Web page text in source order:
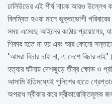
ঢালিউডের এই শীর্ষ নায়ক আরও উল্লেখ
বিলম্বিত হওয়া মানে ভুক্তভোগী
সময় এসেছে আইনের কঠোর প্রয়োগের,
শিকার হতে না হয় এবং আর কোনো
‘আমরা বিচার চাই না, এ দেশে বিচার
হত্যার ঘটনায় দেশজুড়ে তীব্র ক্ষোভ ও
আসামি ইতিমধ্যেই পুলিশের হাতে
অপরাধ স্বীকার করে স্বীকারোক্তিমূলক